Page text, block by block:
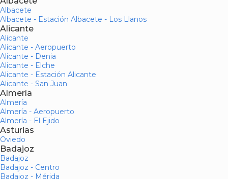
Albacete
Albacete - Estación Albacete - Los Llanos
Alicante
Alicante
Alicante - Aeropuerto
Alicante - Denia
Alicante - Elche
Alicante - Estación Alicante
Alicante - San Juan
Almería
Almería
Almería - Aeropuerto
Almería - El Ejido
Asturias
Oviedo
Badajoz
Badajoz
Badajoz - Centro
Badajoz - Mérida